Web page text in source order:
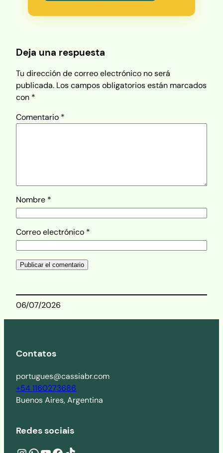
Deja una respuesta
Tu dirección de correo electrónico no será
publicada. Los campos obligatorios están marcados
con *
Comentario *
Nombre *
Correo electrónico *
06/07/2026
Contatos
portugues@cassiabr.com
+54 1160273686
Buenos Aires, Argentina
Redes sociais